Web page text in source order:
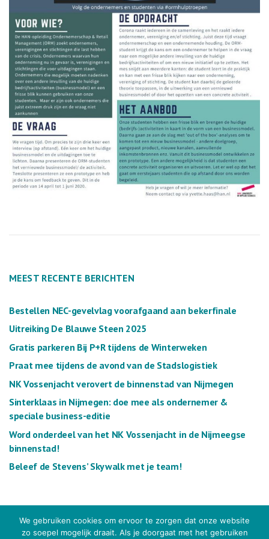
MEEST RECENTE BERICHTEN
Bestellen NEC-gevelvlag voorafgaand aan bekerfinale
Uitreiking De Blauwe Steen 2025
Gratis parkeren Bij P+R tijdens de Winterweken
Praat mee tijdens de avond van de Stadslogistiek
NK Vossenjacht verovert de binnenstad van Nijmegen
Sinterklaas in Nijmegen: doe mee als ondernemer &
speciale business-editie
Word onderdeel van het NK Vossenjacht in de Nijmeegse
binnenstad!
Beleef de Stevens’ Skywalk met je team!
We gebruiken cookies om ervoor te zorgen dat onze website
zo soepel mogelijk draait. Als je doorgaat met het gebruiken